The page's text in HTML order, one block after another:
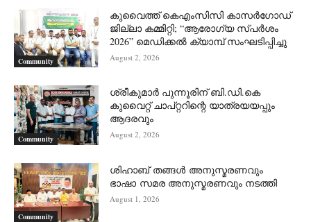
Community
കുവൈത്ത് കെഎംസിസി കാസർഗോഡ്
ജില്ലാ കമ്മിറ്റി; “ആരോഗ്യ സ്പർശം
2026” മെഡിക്കൽ ക്യാമ്പ് സംഘടിപ്പിച്ചു
August 2, 2026
Community
ശ്രീകുമാർ പുന്നൂരിന് ബി.ഡി.കെ
കുവൈറ്റ് ചാപ്റ്ററിന്റെ യാത്രയയപ്പും
ആദരവും
August 2, 2026
Community
ശിഹാബ് തങ്ങൾ അനുസ്മരണവും
ഭാഷാ സമര അനുസ്മരണവും നടത്തി
August 1, 2026